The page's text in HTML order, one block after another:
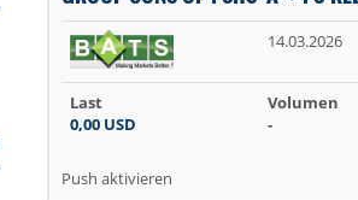
14.03.2026
Last
0,00 USD
Volumen
-
Push aktivieren